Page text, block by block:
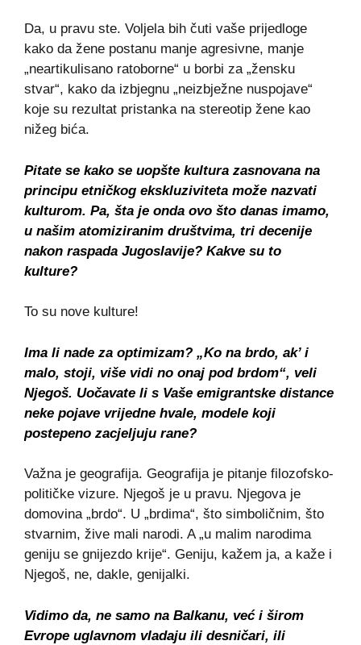
Da, u pravu ste. Voljela bih čuti vaše prijedloge
kako da žene postanu manje agresivne, manje
„neartikulisano ratoborne“ u borbi za „žensku
stvar“, kako da izbjegnu „neizbježne nuspojave“
koje su rezultat pristanka na stereotip žene kao
nižeg bića.
Pitate se kako se uopšte kultura zasnovana na
principu etničkog ekskluziviteta može nazvati
kulturom. Pa, šta je onda ovo što danas imamo,
u našim atomiziranim društvima, tri decenije
nakon raspada Jugoslavije? Kakve su to
kulture?
To su nove kulture!
Ima li nade za optimizam? „Ko na brdo, ak’ i
malo, stoji, više vidi no onaj pod brdom“, veli
Njegoš. Uočavate li s Vaše emigrantske distance
neke pojave vrijedne hvale, modele koji
postepeno zacjeljuju rane?
Važna je geografija. Geografija je pitanje filozofsko-
političke vizure. Njegoš je u pravu. Njegova je
domovina „brdo“. U „brdima“, što simboličnim, što
stvarnim, žive mali narodi. A „u malim narodima
geniju se gnijezdo krije“. Geniju, kažem ja, a kaže i
Njegoš, ne, dakle, genijalki.
Vidimo da, ne samo na Balkanu, već i širom
Evrope uglavnom vladaju ili desničari, ili